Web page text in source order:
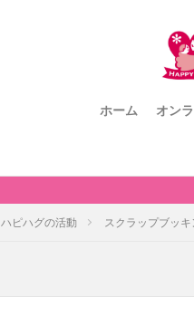
ホーム オン
ベビーマ
ハピハグの活動 スクラップブッキ